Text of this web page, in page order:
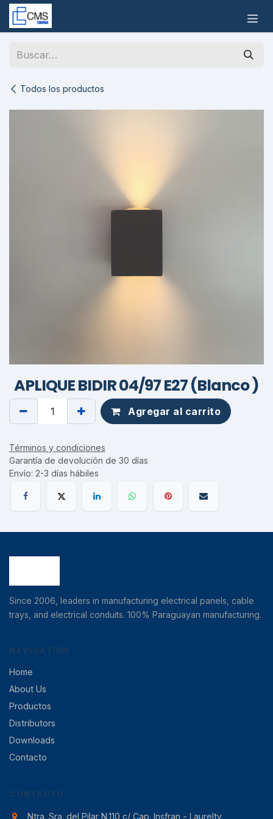
Ir al contenido
Todos los productos
APLIQUE BIDIR 04/97 E27 (Blanco )
Agregar al carrito
Términos y condiciones
Garantía de devolución de 30 días
Envío: 2-3 días hábiles
Since 2006, leaders in manufacturing electrical panels, cable
trays, and electrical conduits. 100% Paraguayan manufacturing.
NAVIGATION
Home
About Us
Productos
Distributors
Downloads
Contacto
CONTACTO
Ntra. Sra. del Pilar N.110 c/ Cap. Insfran - Laurelty